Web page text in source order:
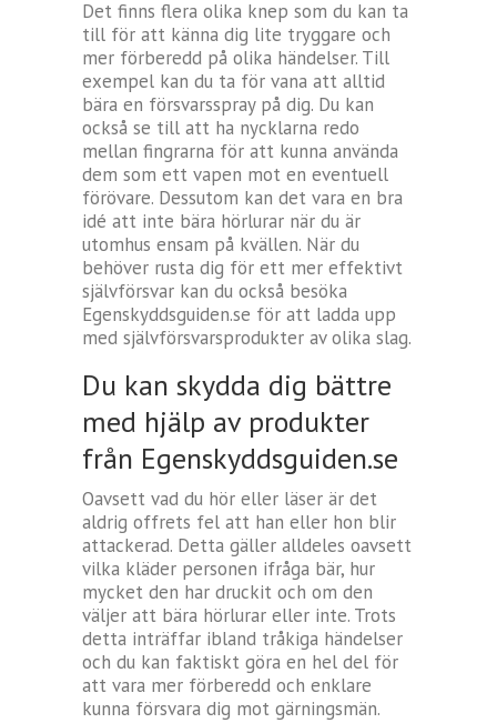
Det finns flera olika knep som du kan ta
till för att känna dig lite tryggare och
mer förberedd på olika händelser. Till
exempel kan du ta för vana att alltid
bära en försvarsspray på dig. Du kan
också se till att ha nycklarna redo
mellan fingrarna för att kunna använda
dem som ett vapen mot en eventuell
förövare. Dessutom kan det vara en bra
idé att inte bära hörlurar när du är
utomhus ensam på kvällen. När du
behöver rusta dig för ett mer effektivt
självförsvar kan du också besöka
Egenskyddsguiden.se för att ladda upp
med självförsvarsprodukter av olika slag.
Du kan skydda dig bättre
med hjälp av produkter
från Egenskyddsguiden.se
Oavsett vad du hör eller läser är det
aldrig offrets fel att han eller hon blir
attackerad. Detta gäller alldeles oavsett
vilka kläder personen ifråga bär, hur
mycket den har druckit och om den
väljer att bära hörlurar eller inte. Trots
detta inträffar ibland tråkiga händelser
och du kan faktiskt göra en hel del för
att vara mer förberedd och enklare
kunna försvara dig mot gärningsmän.